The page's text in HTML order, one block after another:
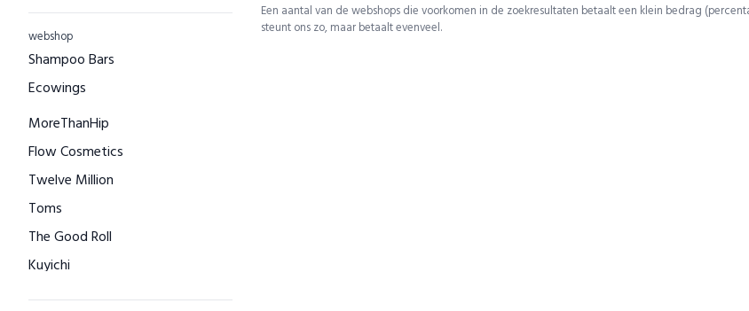
webshop
Shampoo Bars
Ecowings
MoreThanHip
Flow Cosmetics
Twelve Million
Toms
The Good Roll
Kuyichi
Een aantal van de webshops die voorkomen in de zoekresultaten betaalt een klein bedrag
steunt ons zo, maar betaalt evenveel.